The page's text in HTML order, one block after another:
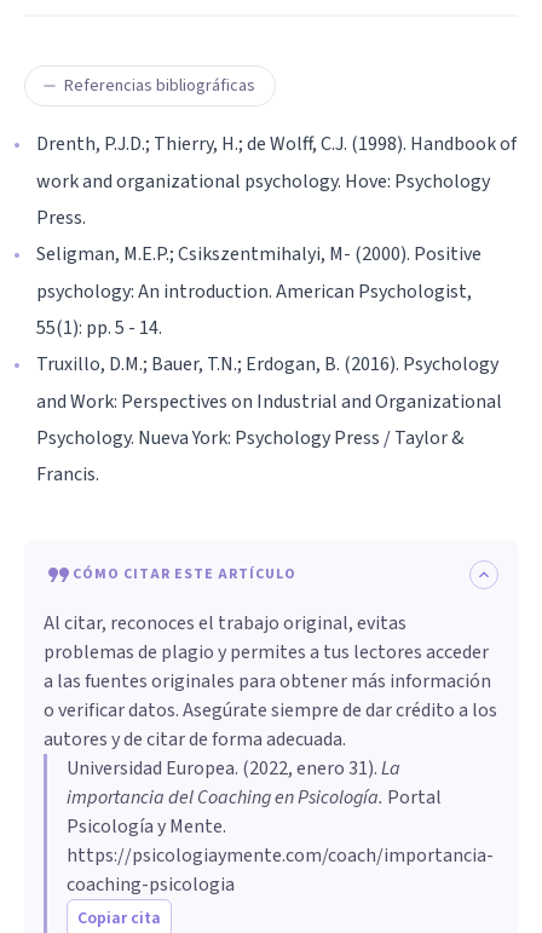
Referencias bibliográficas
Drenth, P.J.D.; Thierry, H.; de Wolff, C.J. (1998). Handbook of
work and organizational psychology. Hove: Psychology
Press.
Seligman, M.E.P.; Csikszentmihalyi, M- (2000). Positive
psychology: An introduction. American Psychologist,
55(1): pp. 5 - 14.
Truxillo, D.M.; Bauer, T.N.; Erdogan, B. (2016). Psychology
and Work: Perspectives on Industrial and Organizational
Psychology. Nueva York: Psychology Press / Taylor &
Francis.
CÓMO CITAR ESTE ARTÍCULO
Al citar, reconoces el trabajo original, evitas
problemas de plagio y permites a tus lectores acceder
a las fuentes originales para obtener más información
o verificar datos. Asegúrate siempre de dar crédito a los
autores y de citar de forma adecuada.
Universidad Europea. (2022, enero 31).La
importancia del Coaching en Psicología. Portal
Psicología y Mente.
https://psicologiaymente.com/coach/importancia-
coaching-psicologia
Copiar cita